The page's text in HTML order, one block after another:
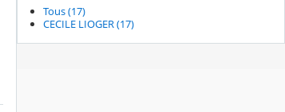
Tous (17)
CECILE LIOGER (17)